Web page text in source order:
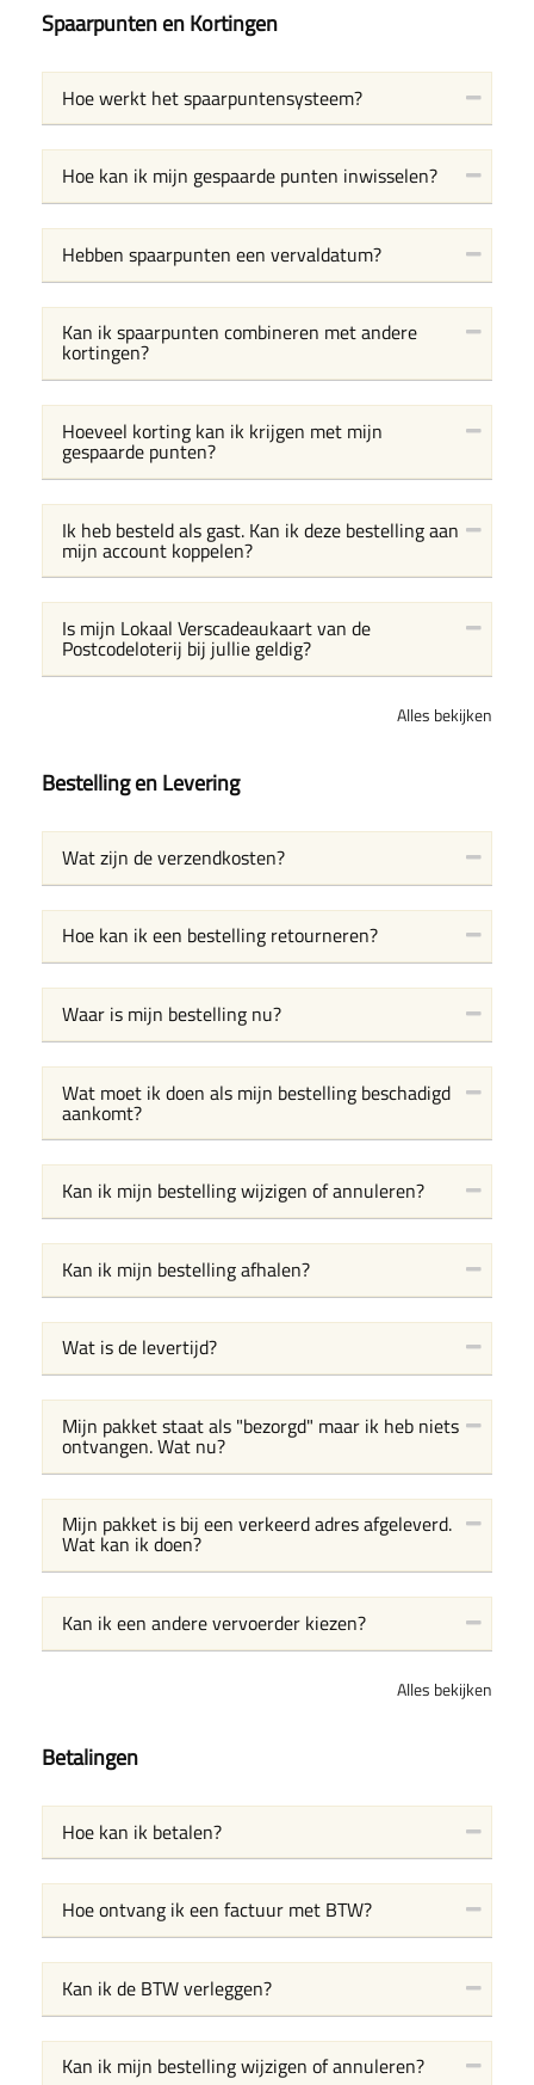
Spaarpunten en Kortingen
Hoe werkt het spaarpuntensysteem?
Hoe kan ik mijn gespaarde punten inwisselen?
Hebben spaarpunten een vervaldatum?
Kan ik spaarpunten combineren met andere
kortingen?
Hoeveel korting kan ik krijgen met mijn
gespaarde punten?
Ik heb besteld als gast. Kan ik deze bestelling aan
mijn account koppelen?
Is mijn Lokaal Verscadeaukaart van de
Postcodeloterij bij jullie geldig?
Alles bekijken
Bestelling en Levering
Wat zijn de verzendkosten?
Hoe kan ik een bestelling retourneren?
Waar is mijn bestelling nu?
Wat moet ik doen als mijn bestelling beschadigd
aankomt?
Kan ik mijn bestelling wijzigen of annuleren?
Kan ik mijn bestelling afhalen?
Wat is de levertijd?
Mijn pakket staat als "bezorgd" maar ik heb niets
ontvangen. Wat nu?
Mijn pakket is bij een verkeerd adres afgeleverd.
Wat kan ik doen?
Kan ik een andere vervoerder kiezen?
Alles bekijken
Betalingen
Hoe kan ik betalen?
Hoe ontvang ik een factuur met BTW?
Kan ik de BTW verleggen?
Kan ik mijn bestelling wijzigen of annuleren?